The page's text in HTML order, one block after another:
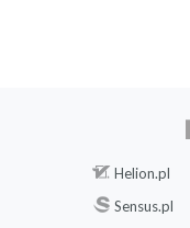
Helion.pl
Sensus.pl